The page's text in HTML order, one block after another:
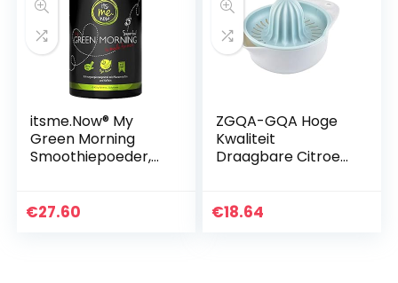
itsme.Now® My
Green Morning
Smoothiepoeder,
ontbijtshake van 20
€27.60
ZGQA-GQA Hoge
Kwaliteit
Draagbare Citroen
Accessoires
€18.64